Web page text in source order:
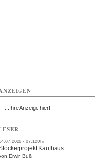
...Ihre Anzeige hier!
- 07:12Uhr
Kaufhaus
Erwin Buß